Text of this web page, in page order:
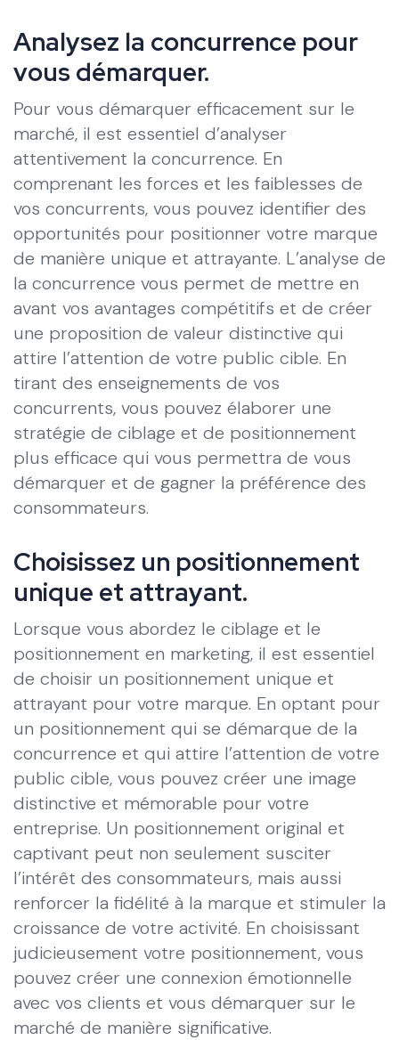
Analysez la concurrence pour
vous démarquer.
Pour vous démarquer efficacement sur le
marché, il est essentiel d’analyser
attentivement la concurrence. En
comprenant les forces et les faiblesses de
vos concurrents, vous pouvez identifier des
opportunités pour positionner votre marque
de manière unique et attrayante. L’analyse de
la concurrence vous permet de mettre en
avant vos avantages compétitifs et de créer
une proposition de valeur distinctive qui
attire l’attention de votre public cible. En
tirant des enseignements de vos
concurrents, vous pouvez élaborer une
stratégie de ciblage et de positionnement
plus efficace qui vous permettra de vous
démarquer et de gagner la préférence des
consommateurs.
Choisissez un positionnement
unique et attrayant.
Lorsque vous abordez le ciblage et le
positionnement en marketing, il est essentiel
de choisir un positionnement unique et
attrayant pour votre marque. En optant pour
un positionnement qui se démarque de la
concurrence et qui attire l’attention de votre
public cible, vous pouvez créer une image
distinctive et mémorable pour votre
entreprise. Un positionnement original et
captivant peut non seulement susciter
l’intérêt des consommateurs, mais aussi
renforcer la fidélité à la marque et stimuler la
croissance de votre activité. En choisissant
judicieusement votre positionnement, vous
pouvez créer une connexion émotionnelle
avec vos clients et vous démarquer sur le
marché de manière significative.